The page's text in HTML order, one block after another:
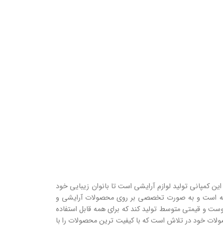
کمپانی تولید لوازم آرایشی است تا بانوان زیبایی خود
است و به صورت تخصصی بر روی محصولات آرایشی و
و قیمتی متوسط تولید کند که برای همه قابل استفاده
خود در تلاش است که با کیفیت ترین محصولات را با